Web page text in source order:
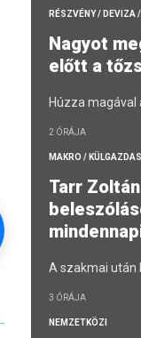
RÉSZVÉNY / DEVIZA
Nagyot
előtt a
Húzza magával
2 ÓRÁJA
MAKRO /
Tarr
A szakmai után
3 ÓRÁJA
NEMZETKÖZI